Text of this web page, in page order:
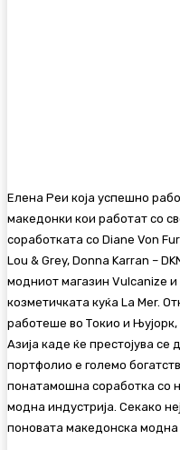
Елена Реи која успешно
македонки кои работат со
соработката со Diane Von
Lou & Grey, Donna Karran –
модниот магазин Vulcanize
козметичката куќа La Mer.
работеше во Токио и
Азија каде ќе престојува се
портфолио е големо
понатамошна соработка со
модна индустрија. Секако
поновата македонска модна